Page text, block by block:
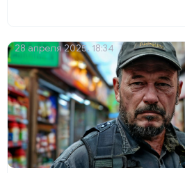
28 апреля 2025, 18:34